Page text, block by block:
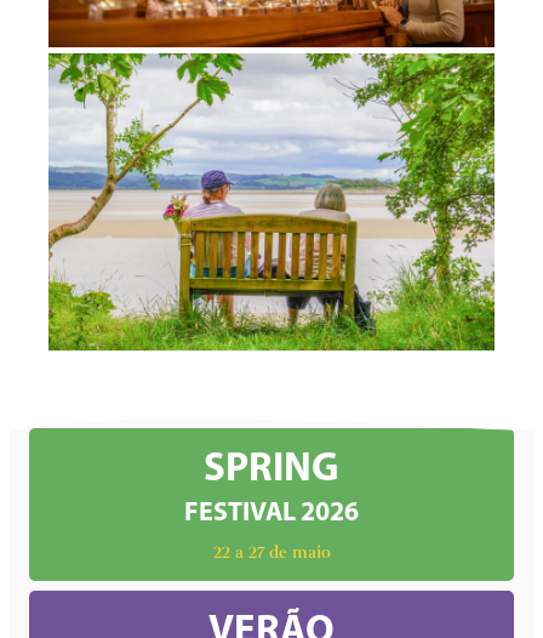
SPRING
FESTIVAL 2026
22 a 27 de maio